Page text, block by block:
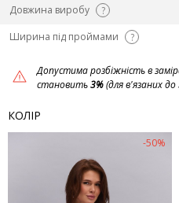
Довжина виробу
?
Ширина під проймами
?
Допустима розбіжність в
становить3%(для в'язаних до
КОЛІР
-50%